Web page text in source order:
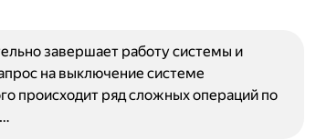
завершает работу системы и
на выключение системе
происходит ряд сложных операций по